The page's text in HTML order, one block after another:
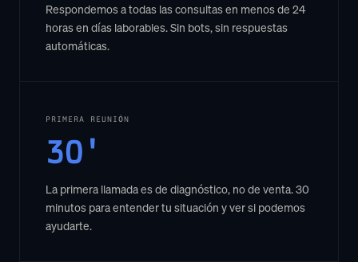
Respondemos a todas las consultas en menos de 24
horas en días laborables. Sin bots, sin respuestas
automáticas.
PRIMERA REUNIÓN
30'
La primera llamada es de diagnóstico, no de venta. 30
minutos para entender tu situación y ver si podemos
ayudarte.